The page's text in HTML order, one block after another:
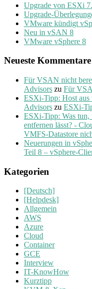
Upgrade von ESXi
Upgrade-
VMware kündigt
Neu in vSAN 8
VMware vSphere 8
Neueste Kommentare
Für VSAN nicht
Advisors zu Für
ESXi-Tipp: Host aus
Advisors zu ESXi-
ESXi-Tipp: Was tun,
entfernen lässt? -
VMFS-Datastore
Neuerungen in
Teil 8 – vSphere-
Kategorien
[Deutsch]
[Helpdesk]
Allgemein
AWS
Azure
Cloud
Container
GCE
Interview
IT-KnowHow
Kurztipp